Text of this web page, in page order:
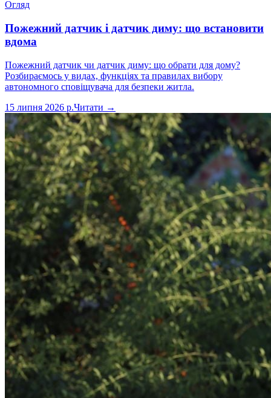
Огляд
Пожежний датчик і датчик диму: що встановити
вдома
Пожежний датчик чи датчик диму: що обрати для дому?
Розбираємось у видах, функціях та правилах вибору
автономного сповіщувача для безпеки житла.
15 липня 2026 р.Читати →